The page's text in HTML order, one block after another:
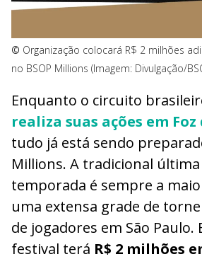
© Organização colocará R$ 2 milhões
no BSOP Millions (Imagem: Divulgação/
Enquanto o circuito
realiza suas ações em Foz
tudo já está sendo
Millions. A tradicional
temporada é sempre a
uma extensa grade de
de jogadores em São Paulo.
festival terá R$ 2 milhões